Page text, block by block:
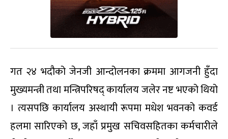
गत २४ भदौको जेनजी आन्दोलनका क्रममा आगजनी हुँदा
मुख्यमन्त्री तथा मन्त्रिपरिषद् कार्यालय जलेर नष्ट भएको थियो
। त्यसपछि कार्यालय अस्थायी रूपमा मधेश भवनको कवर्ड
हलमा सारिएको छ, जहाँ प्रमुख सचिवसहितका कर्मचारीले